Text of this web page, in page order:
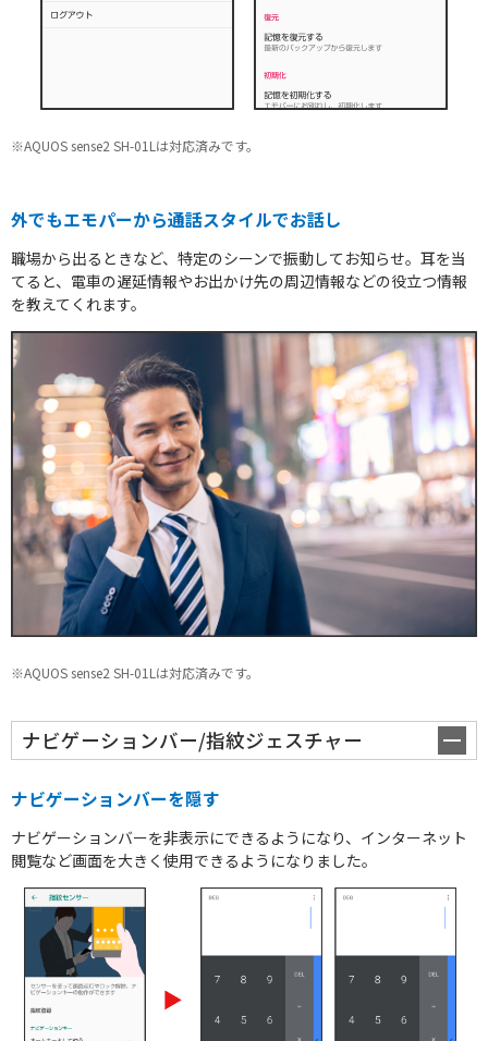
ルーター / 電話ユニット
タブレット / その他
一覧を見る
※AQUOS sense2 SH-01Lは対応済みです。
外でもエモパーから通話スタイルでお話し
職場から出るときなど、特定のシーンで振動してお知らせ。耳を当
てると、電車の遅延情報やお出かけ先の周辺情報などの役立つ情報
を教えてくれます。
※AQUOS sense2 SH-01Lは対応済みです。
ナビゲーションバー/指紋ジェスチャー
ナビゲーションバーを隠す
ナビゲーションバーを非表示にできるようになり、インターネット
閲覧など画面を大きく使用できるようになりました。